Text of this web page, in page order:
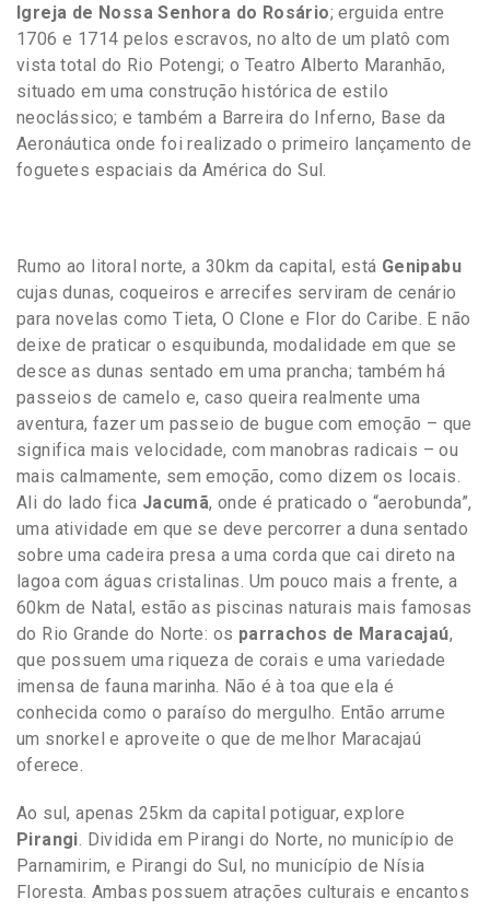
Igreja de Nossa Senhora do Rosário; erguida entre
1706 e 1714 pelos escravos, no alto de um platô com
vista total do Rio Potengi; o Teatro Alberto Maranhão,
situado em uma construção histórica de estilo
neoclássico; e também a Barreira do Inferno, Base da
Aeronáutica onde foi realizado o primeiro lançamento de
foguetes espaciais da América do Sul.
Rumo ao litoral norte, a 30km da capital, está Genipabu
cujas dunas, coqueiros e arrecifes serviram de cenário
para novelas como Tieta, O Clone e Flor do Caribe. E não
deixe de praticar o esquibunda, modalidade em que se
desce as dunas sentado em uma prancha; também há
passeios de camelo e, caso queira realmente uma
aventura, fazer um passeio de bugue com emoção – que
significa mais velocidade, com manobras radicais – ou
mais calmamente, sem emoção, como dizem os locais.
Ali do lado fica Jacumã, onde é praticado o “aerobunda”,
uma atividade em que se deve percorrer a duna sentado
sobre uma cadeira presa a uma corda que cai direto na
lagoa com águas cristalinas. Um pouco mais a frente, a
60km de Natal, estão as piscinas naturais mais famosas
do Rio Grande do Norte: os parrachos de Maracajaú,
que possuem uma riqueza de corais e uma variedade
imensa de fauna marinha. Não é à toa que ela é
conhecida como o paraíso do mergulho. Então arrume
um snorkel e aproveite o que de melhor Maracajaú
oferece.
Ao sul, apenas 25km da capital potiguar, explore
Pirangi . Dividida em Pirangi do Norte, no município de
Parnamirim, e Pirangi do Sul, no município de Nísia
Floresta. Ambas possuem atrações culturais e encantos